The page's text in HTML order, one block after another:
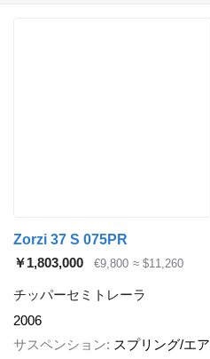
Zorzi 37 S 075PR
￥1,803,000
€9,800 ≈ $11,260
チッパーセミトレーラ
2006
サスペンション
スプリング/エア